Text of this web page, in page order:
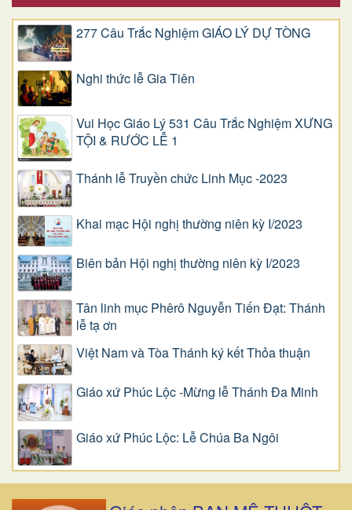
277 Câu Trắc Nghiệm GIÁO LÝ DỰ TÒNG
Nghi thức lễ Gia Tiên
Vui Học Giáo Lý 531 Câu Trắc Nghiệm XƯNG
TỘI & RƯỚC LỄ 1
Thánh lễ Truyền chức Linh Mục -2023
Khai mạc Hội nghị thường niên kỳ I/2023
Biên bản Hội nghị thường niên kỳ I/2023
Tân linh mục Phêrô Nguyễn Tiến Đạt: Thánh
lễ tạ ơn
Việt Nam và Tòa Thánh ký kết Thỏa thuận
Giáo xứ Phúc Lộc -Mừng lễ Thánh Đa Minh
Giáo xứ Phúc Lộc: Lễ Chúa Ba Ngôi